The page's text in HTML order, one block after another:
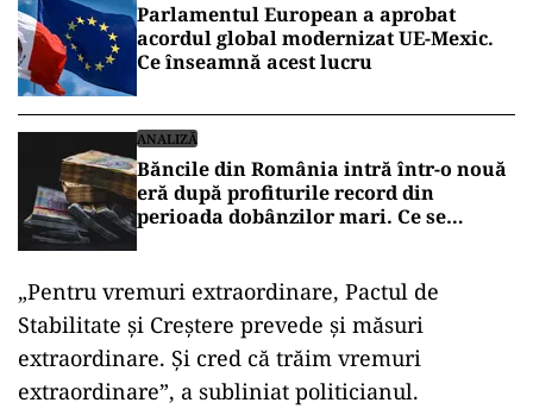
Parlamentul European a aprobat
acordul global modernizat UE-Mexic.
Ce înseamnă acest lucru
ANALIZĂ
Băncile din România intră într-o nouă
eră după profiturile record din
perioada dobânzilor mari. Ce se
„Pentru vremuri extraordinare, Pactul de
Stabilitate și Creștere prevede și măsuri
extraordinare. Și cred că trăim vremuri
extraordinare”, a subliniat politicianul.